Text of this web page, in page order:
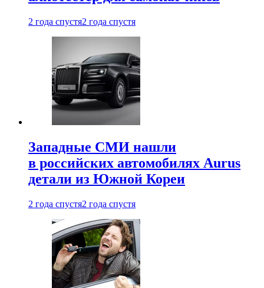
2 года спустя2 года спустя
Западные СМИ нашли
в российских автомобилях Aurus
детали из Южной Кореи
2 года спустя2 года спустя